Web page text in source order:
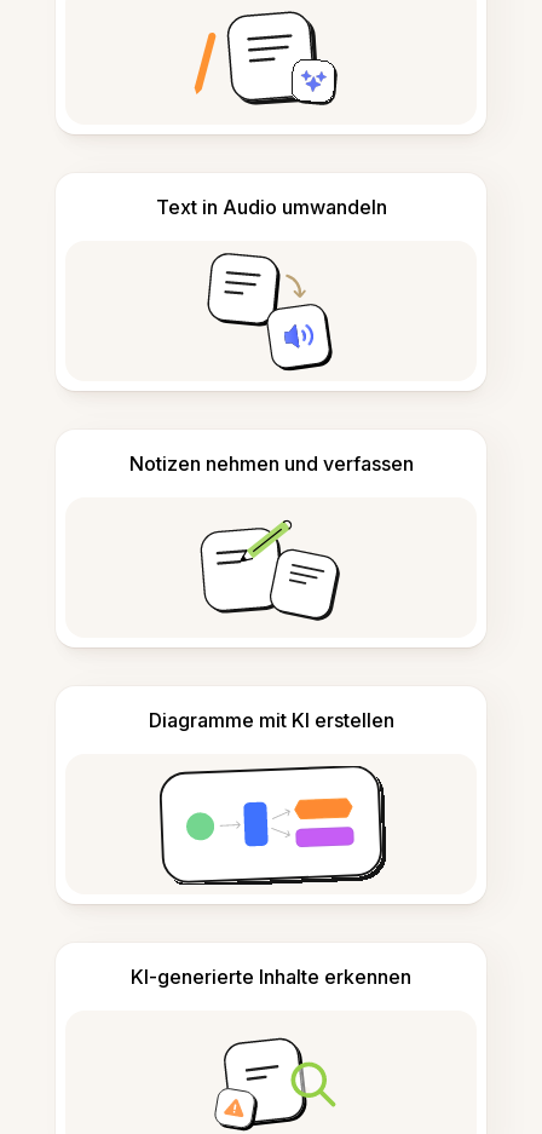
Text in Audio umwandeln
Notizen nehmen und verfassen
Diagramme mit KI erstellen
KI-generierte Inhalte erkennen